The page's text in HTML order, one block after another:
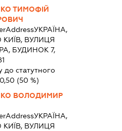
ТИМОФІЙ
УКРАЇНА,
КИЇВ, ВУЛИЦЯ
БУДИНОК 7,
до статутного
0,50 (50 %)
ВОЛОДИМИР
УКРАЇНА,
КИЇВ, ВУЛИЦЯ